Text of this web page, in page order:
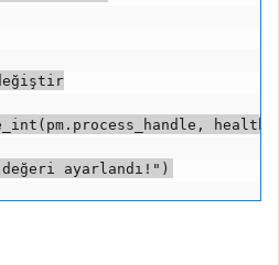
ayarlandı!")